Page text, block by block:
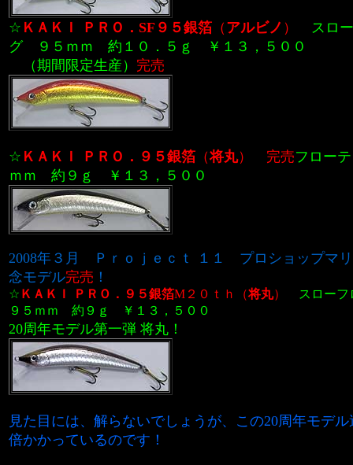
☆ ＫＡＫＩ ＰＲＯ．SF９５銀箔 （ アルビノ ）
スロ
グ ９５ｍｍ 約１０．５ｇ ￥１３，５００
（期間限定生産） 完売
☆ ＫＡＫＩ ＰＲＯ．９５銀箔 （将丸） 完売フロー
ｍｍ 約９ｇ ￥１３，５００
2008年３月 Ｐｒｏｊｅｃｔ １１
プロショップマ
念モデル完売 ！
☆ ＫＡＫＩ ＰＲＯ．９５銀箔M２０ｔｈ （将丸）
スロー
９５ｍｍ 約９ｇ ￥１３，５００
20周年モデル第一弾 将丸！
見た目には、解らないでしょうが、この20周年モデ
倍かかっているのです！